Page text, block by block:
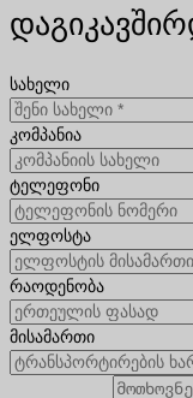
სახელი
კომპანია
ტელეფონი
ელფოსტა
რაოდენობა
მისამართი